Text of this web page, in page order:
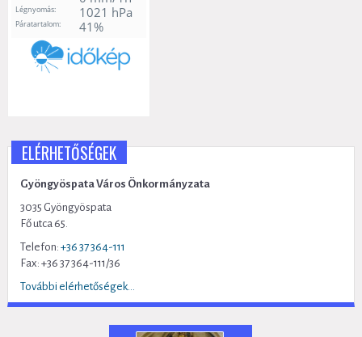
ELÉRHETŐSÉGEK
Gyöngyöspata Város Önkormányzata
3035 Gyöngyöspata
Fő utca 65.
Telefon: +36 37 364-111
Fax: +36 37 364-111/36
További elérhetőségek...